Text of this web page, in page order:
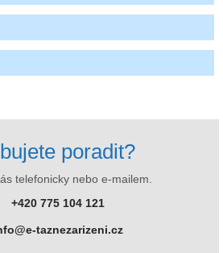
poradit?
telefonicky nebo e-mailem.
+420 775 104 121
taznezarizeni.cz